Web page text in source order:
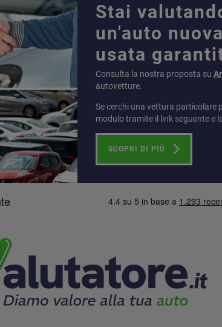
Stai
un'auto
usata
Consulta la nostra proposta su
autovetture.
Se cerchi una vettura particolare
modulo tramite il link seguente e
SCOPRI DI PIÙ